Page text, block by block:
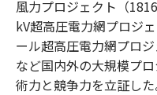
風力プロジェクト（
kV超高圧電力網プロジ
ール超高圧電力網プロ
など国内外の大規模プ
術力と競争力を立証した